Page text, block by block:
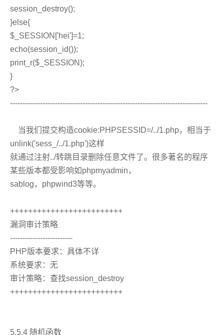
session_destroy();
}else{
$_SESSION['hei']=1;
echo(session_id());
print_r($_SESSION);
}
?>
-------------------------------------------------------------------------------
当我们提交构造cookie:PHPSESSID=/../1.php，相当于
unlink('sess_/../1.php')这样
就通过注射../转跳目录删除任意文件了。很多著名的程序
某些版本都受影响如phpmyadmin，
sablog，phpwind3等等。
+++++++++++++++++++++++++
漏洞审计策略
-------------------------
PHP版本要求：具体不详
系统要求：无
审计策略：查找session_destroy
+++++++++++++++++++++++++
5.5.4 随机函数